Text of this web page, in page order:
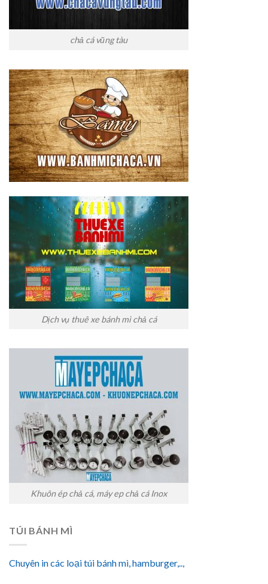
chả cá vũng tàu
Dịch vụ thuê xe bánh mì chả cá
Khuôn ép chả cá, máy ep chả cá Inox
TÚI BÁNH MÌ
Chuyên in các loại túi bánh mì, hamburger,..,